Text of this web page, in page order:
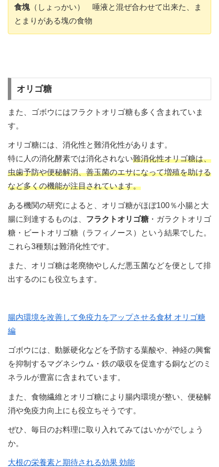
食塊 （しょっかい） 唾液と混ぜ合わせて出来た、
ま
とまりがある塊の食物
オリゴ糖
また、ゴボウにはフラクトオリゴ糖も多く含まれていま
す。
オリゴ糖には、消化性と難消化性があります。
特に人の消化酵素では消化されない難消化性オリゴ糖は、
虫歯予防や便秘解消、善玉菌のエサになって増殖を助ける
など多くの機能が注目されています。
ある機関の研究によると、オリゴ糖がほぼ100％小腸と大
腸に到達するものは、 フラクトオリゴ糖 ・ガラクトオリゴ
糖・ビートオリゴ糖（ラフィノース）という結果でした。
これら3種類は難消化性です。
また、オリゴ糖は老廃物やしんだ悪玉菌などを便として排
出するのにも役立ちます。
腸内環境を改善して免疫力をアップさせる食材 オリゴ糖
編
ゴボウには、動脈硬化などを予防する葉酸や、神経の興奮
を抑制するマグネシウム・鉄の吸収を促進する銅などのミ
ネラルが豊富に含まれています。
また、食物繊維とオリゴ糖により腸内環境が整い、便秘解
消や免疫力向上にも役立ちそうです。
ぜひ、毎日のお料理に取り入れてみてはいかがでしょう
か。
大根の栄養素と期待される効果 効能